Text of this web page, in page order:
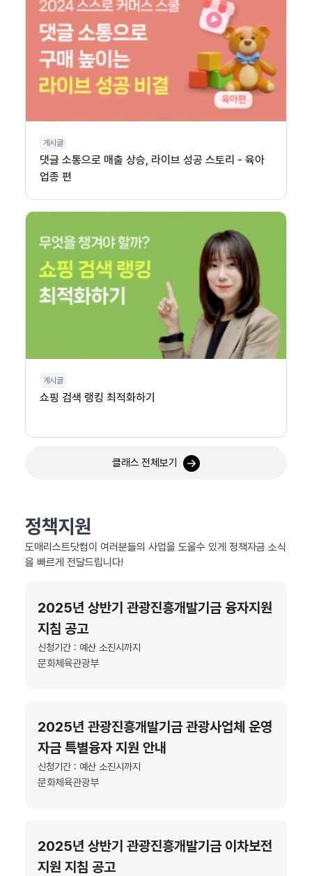
게시글
댓글 소통으로 매출 상승, 라이브 성공 스토리 - 육아
업종 편
게시글
쇼핑 검색 랭킹 최적화하기
클래스 전체보기
정책지원
도매리스트닷컴이 여러분들의 사업을 도울수 있게 정책자금 소식
을 빠르게 전달드립니다!
2025년 상반기 관광진흥개발기금 융자지원
지침 공고
신청기간 : 예산 소진시까지
문화체육관광부
2025년 관광진흥개발기금 관광사업체 운영
자금 특별융자 지원 안내
신청기간 : 예산 소진시까지
문화체육관광부
2025년 상반기 관광진흥개발기금 이차보전
지원 지침 공고